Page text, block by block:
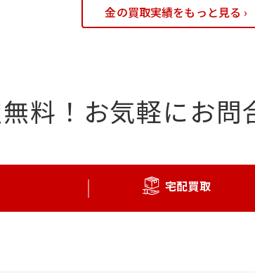
金の買取実績をもっと見る ›
料！ お気軽にお問
宅配買取